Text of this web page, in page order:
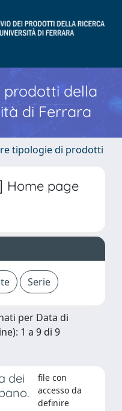
prodotti della
di Ferrara
tipologie di prodotti
Home page
per Data di
1 a 9 di 9
dei
file con
accesso da
definire